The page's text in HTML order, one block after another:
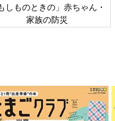
日本外来小児科学会リー
ト検討会